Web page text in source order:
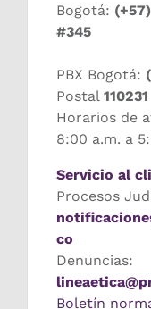
Bogotá:
#345
PBX Bogotá:
Postal 110231
Horarios de
8:00 a.m. a
Servicio al
Procesos
co
Denuncias:
Boletín